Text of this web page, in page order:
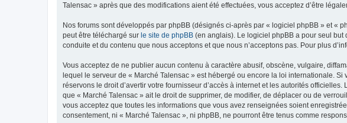
Talensac » après que des modifications aient été effectuées, vous acceptez d’être
Nos forums sont développés par phpBB (désignés ci-après par « logiciel phpBB » et «
peut être téléchargé sur le site de phpBB (en anglais). Le logiciel phpBB a pour seul
conduite et du contenu que nous acceptons et que nous n’acceptons pas. Pour plus
Vous acceptez de ne publier aucun contenu à caractère abusif, obscène, vulgaire,
lequel le serveur de « Marché Talensac » est hébergé ou encore la loi internationale.
réservons le droit d’avertir votre fournisseur d’accès à internet et les autorités
que « Marché Talensac » ait le droit de supprimer, de modifier, de déplacer ou de
vous acceptez que toutes les informations que vous avez renseignées soient
consentement, ni « Marché Talensac », ni phpBB, ne pourront être tenus comme